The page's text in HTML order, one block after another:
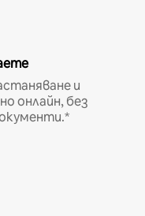
и
онлайн, без